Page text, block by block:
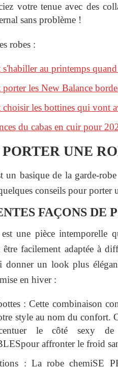
votre tenue avec des
sans problème !
robes :
au printemps
les New Balance
les bottines qui vont
du cabas en cuir pour
UNE
un basique de la garde-
conseils pour porter
FAÇONS DE
une pièce intemporelle
facilement adaptée à
donner un look plus
en hiver :
: Cette combinaison
style au nom du confort.
le côté sexy
affronter le froid
: La robe chemiSE